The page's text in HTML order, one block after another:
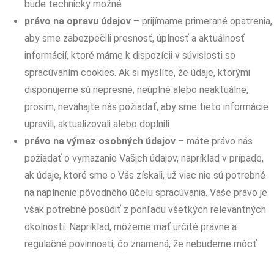
bude technicky možné
právo na opravu údajov – prijímame primerané opatrenia,
aby sme zabezpečili presnosť, úplnosť a aktuálnosť
informácií, ktoré máme k dispozícii v súvislosti so
spracúvaním cookies. Ak si myslíte, že údaje, ktorými
disponujeme sú nepresné, neúplné alebo neaktuálne,
prosím, neváhajte nás požiadať, aby sme tieto informácie
upravili, aktualizovali alebo doplnili
právo na výmaz osobných údajov – máte právo nás
požiadať o vymazanie Vašich údajov, napríklad v prípade,
ak údaje, ktoré sme o Vás získali, už viac nie sú potrebné
na naplnenie pôvodného účelu spracúvania. Vaše právo je
však potrebné posúdiť z pohľadu všetkých relevantných
okolností. Napríklad, môžeme mať určité právne a
regulačné povinnosti, čo znamená, že nebudeme môcť